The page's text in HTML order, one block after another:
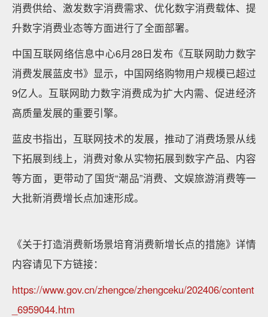
消费供给、激发数字消费需求、优化数字消费载体、提
升数字消费业态等方面进行了全面部署。
中国互联网络信息中心6月28日发布《互联网助力数字
消费发展蓝皮书》显示，中国网络购物用户规模已超过
9亿人。互联网助力数字消费成为扩大内需、促进经济
高质量发展的重要引擎。
蓝皮书指出，互联网技术的发展，推动了消费场景从线
下拓展到线上，消费对象从实物拓展到数字产品、内容
等方面，更带动了国货“潮品”消费、文娱旅游消费等一
大批新消费增长点加速形成。
《关于打造消费新场景培育消费新增长点的措施》详情
内容请见下方链接：
https://www.gov.cn/zhengce/zhengceku/202406/content
_6959044.htm